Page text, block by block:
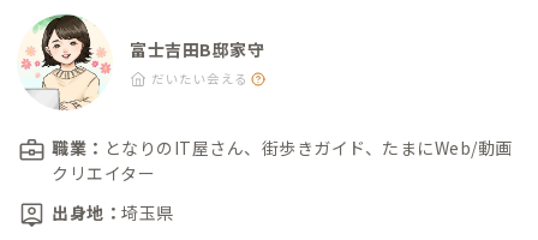
富士吉田B邸家守
だいたい会える
職業： となりのIT屋さん、街歩きガイド、たまにWeb/動画
クリエイター
出身地： 埼玉県